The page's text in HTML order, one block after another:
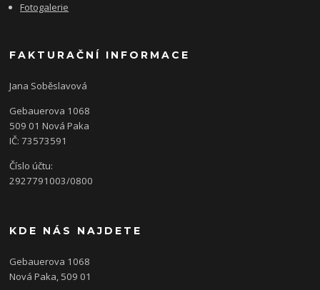
Fotogalerie
FAKTURAČNÍ INFORMACE
Jana Soběslavová
Gebauerova 1068
509 01 Nová Paka
IČ: 73573591
Číslo účtu:
2927791003/0800
KDE NÁS NAJDETE
Gebauerova 1068
Nová Paka, 509 01